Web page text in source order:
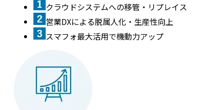
クラウドシステムへの移管・リプレイス
営業DXによる脱属人化・生産性向上
スマフォ最大活用で機動力アップ